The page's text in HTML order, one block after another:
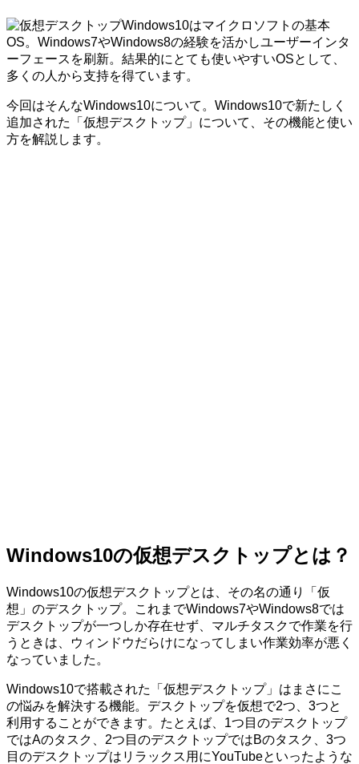
Windows10はマイクロソフトの基本
OS。Windows7やWindows8の経験を活かしユーザーインタ
ーフェースを刷新。結果的にとても使いやすいOSとして、
多くの人から支持を得ています。
今回はそんなWindows10について。Windows10で新たしく
追加された「仮想デスクトップ」について、その機能と使い
方を解説します。
Windows10の仮想デスクトップとは？
Windows10の仮想デスクトップとは、その名の通り「仮
想」のデスクトップ。これまでWindows7やWindows8では
デスクトップが一つしか存在せず、マルチタスクで作業を行
うときは、ウィンドウだらけになってしまい作業効率が悪く
なっていました。
Windows10で搭載された「仮想デスクトップ」はまさにこ
の悩みを解決する機能。デスクトップを仮想で2つ、3つと
利用することができます。たとえば、1つ目のデスクトップ
ではAのタスク、2つ目のデスクトップではBのタスク、3つ
目のデスクトップはリラックス用にYouTubeといったような